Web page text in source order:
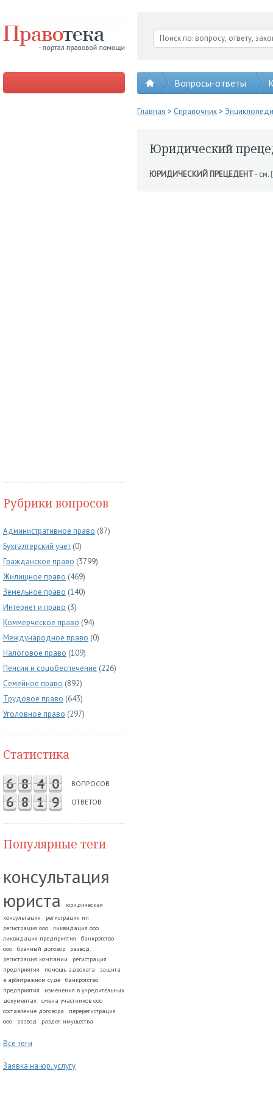
Вопросы-ответы
Рубрики вопросов
Административное право (87)
Бухгалтерский учет (0)
Гражданское право (3799)
Жилищное право (469)
Земельное право (140)
Интернет и право (3)
Коммерческое право (94)
Международное право (0)
Налоговое право (109)
Пенсии и соцобеспечение (226)
Семейное право (892)
Трудовое право (643)
Уголовное право (297)
Статистика
6 8 4 0 ВОПРОСОВ
6 8 1 9 ОТВЕТОВ
Популярные теги
консультация
юриста
юридическая
консультация
регистрация ип
регистрация ооо
ликвидация ооо
ликвидация предприятия
банкротство
ооо
брачный договор
развод.
регистрация компании
регистрация
предприятия
помощь адвоката
защита
в арбитражном суде
банкротство
предприятия
изменения в учредительных
документах
смена участников ооо
составление договора
перерегистрация
ооо
развод раздел имущества
Все теги
Заявка на юр. услугу
Главная > Справочник>
Юридический
ЮРИДИЧЕСКИЙ ПРЕЦЕДЕНТ- см.